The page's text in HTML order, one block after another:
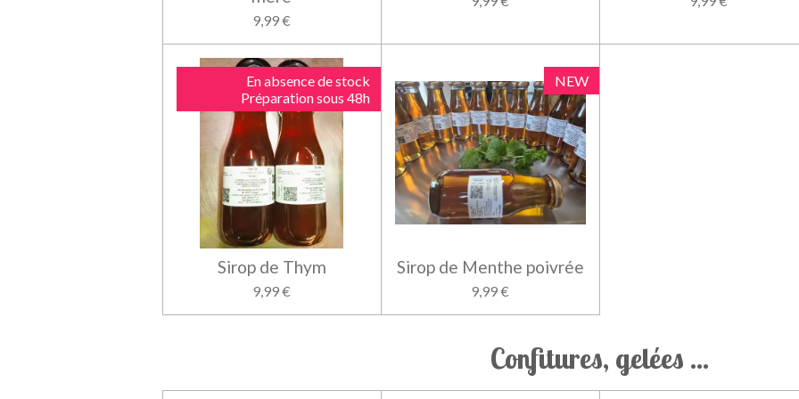
9,99 €
En absence de stock
Préparation sous 48h
Sirop de Thym
9,99 €
NEW
Sirop de Menthe poivrée
9,99 €
Confitures, gelées ...